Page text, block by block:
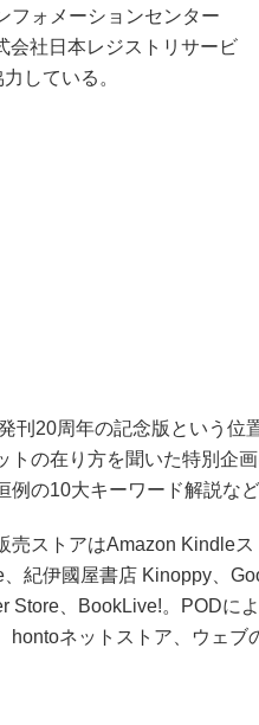
フォメーションセンター
会社日本レジストリサービ
している。
刊20周年の記念版という位
トの在り方を聞いた特別企
例の10大キーワード解説など
ストアはAmazon Kindleス
紀伊國屋書店 Kinoppy、
Store、BookLive!。PODに
hontoネットストア、ウェ